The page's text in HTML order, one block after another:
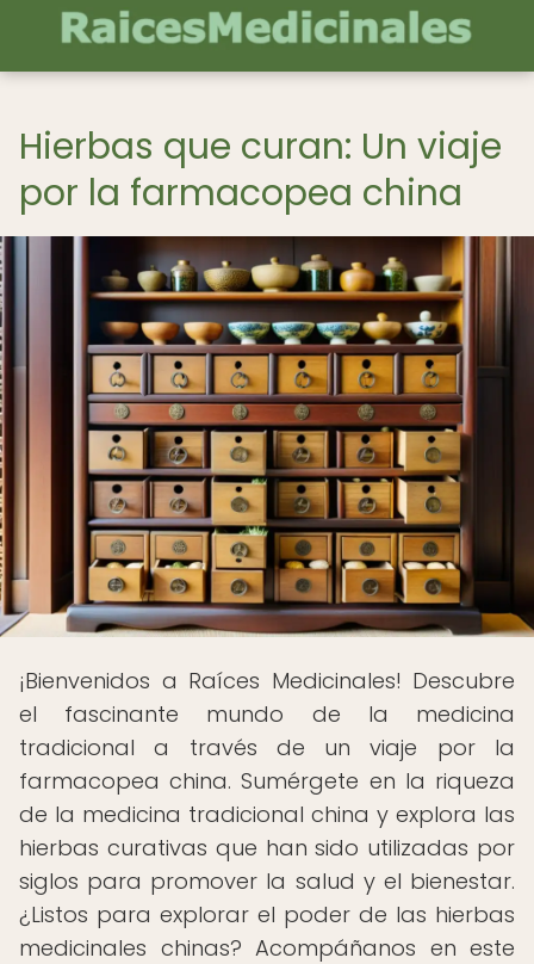
Hierbas que curan: Un viaje
por la farmacopea china
¡Bienvenidos a Raíces Medicinales! Descubre
el fascinante mundo de la medicina
tradicional a través de un viaje por la
farmacopea china. Sumérgete en la riqueza
de la medicina tradicional china y explora las
hierbas curativas que han sido utilizadas por
siglos para promover la salud y el bienestar.
¿Listos para explorar el poder de las hierbas
medicinales chinas? Acompáñanos en este